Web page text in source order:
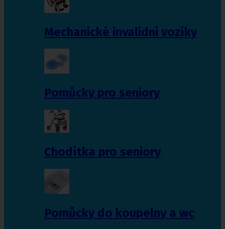
Mechanické invalidní vozíky
Pomůcky pro seniory
Chodítka pro seniory
Pomůcky do koupelny a wc